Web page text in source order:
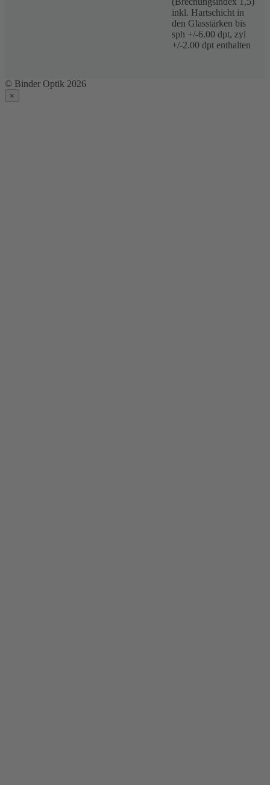
inkl. Hartschicht in
den Glasstärken bis
sph +/-6.00 dpt, zyl
+/-2.00 dpt enthalten
© Binder Optik 2026
×